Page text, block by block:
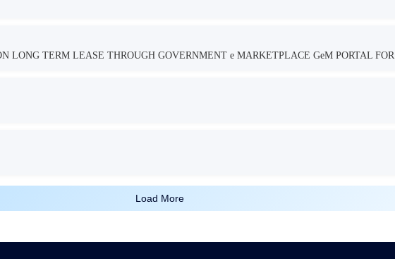
LONG TERM LEASE THROUGH GOVERNMENT e MARKETPLACE GeM PORTAL FOR
Load More